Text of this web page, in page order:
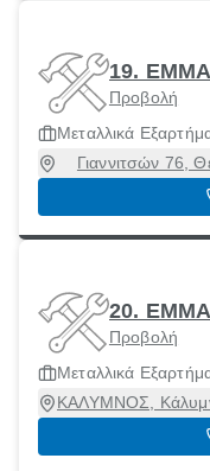
19.
Προβολή
Μεταλλικά
Γιαννιτσών 76,
20.
Προβολή
Μεταλλικά
ΚΑΛΥΜΝΟΣ,